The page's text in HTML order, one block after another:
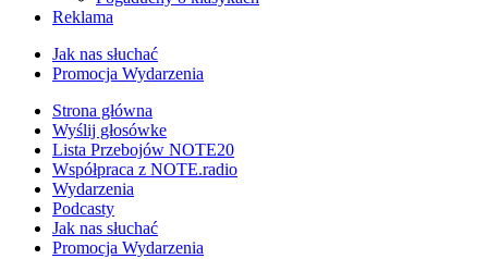
Reklama
Jak nas słuchać
Promocja Wydarzenia
Strona główna
Wyślij głosówke
Lista Przebojów NOTE20
Współpraca z NOTE.radio
Wydarzenia
Podcasty
Jak nas słuchać
Promocja Wydarzenia